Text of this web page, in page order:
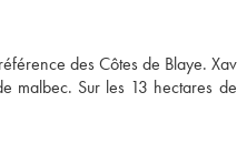
des Côtes de Blaye.
malbec. Sur les 13 hectares